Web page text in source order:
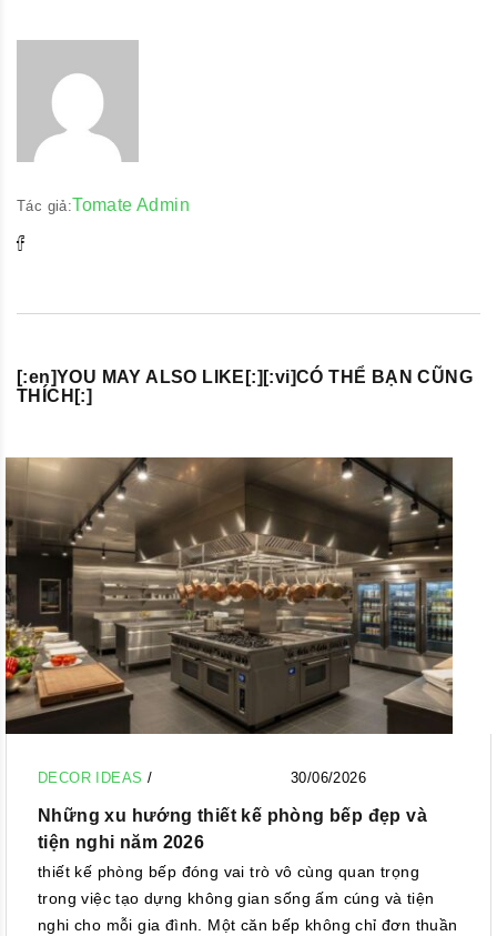
Tác giả:Tomate Admin
[:en]YOU MAY ALSO LIKE[:][:vi]CÓ THỂ BẠN CŨNG
THÍCH[:]
DECOR IDEAS / 30/06/2026
Những xu hướng thiết kế phòng bếp đẹp và
tiện nghi năm 2026
thiết kế phòng bếp đóng vai trò vô cùng quan trọng
trong việc tạo dựng không gian sống ấm cúng và tiện
nghi cho mỗi gia đình. Một căn bếp không chỉ đơn thuần